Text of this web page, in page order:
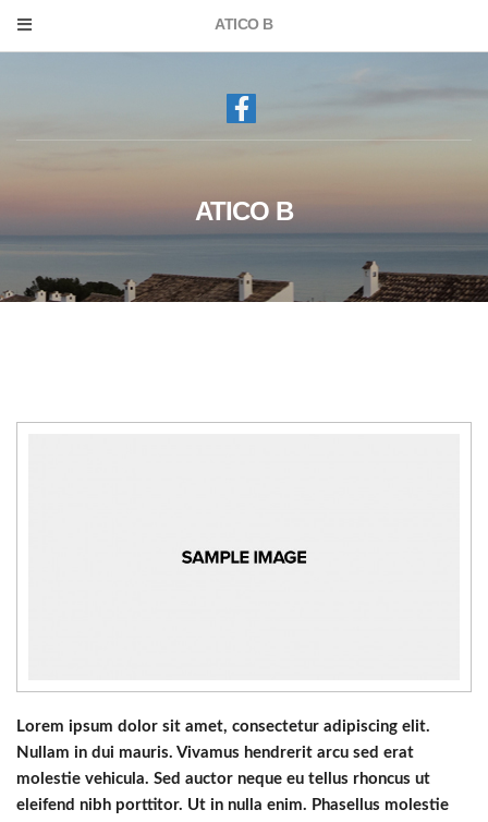
ATICO B
ATICO B
Lorem ipsum dolor sit amet, consectetur adipiscing elit.
Nullam in dui mauris. Vivamus hendrerit arcu sed erat
molestie vehicula. Sed auctor neque eu tellus rhoncus ut
eleifend nibh porttitor. Ut in nulla enim. Phasellus molestie